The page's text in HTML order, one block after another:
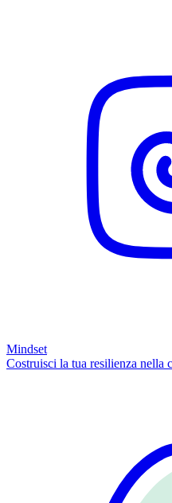
Mindset
Costruisci la tua resilienza nella